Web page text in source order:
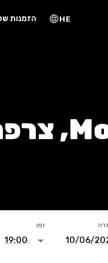
HE הזמנות
זמן